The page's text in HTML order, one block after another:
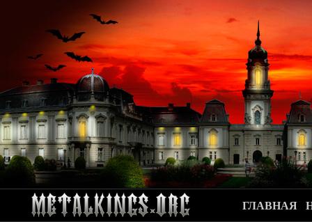
ГЛАВНАЯ